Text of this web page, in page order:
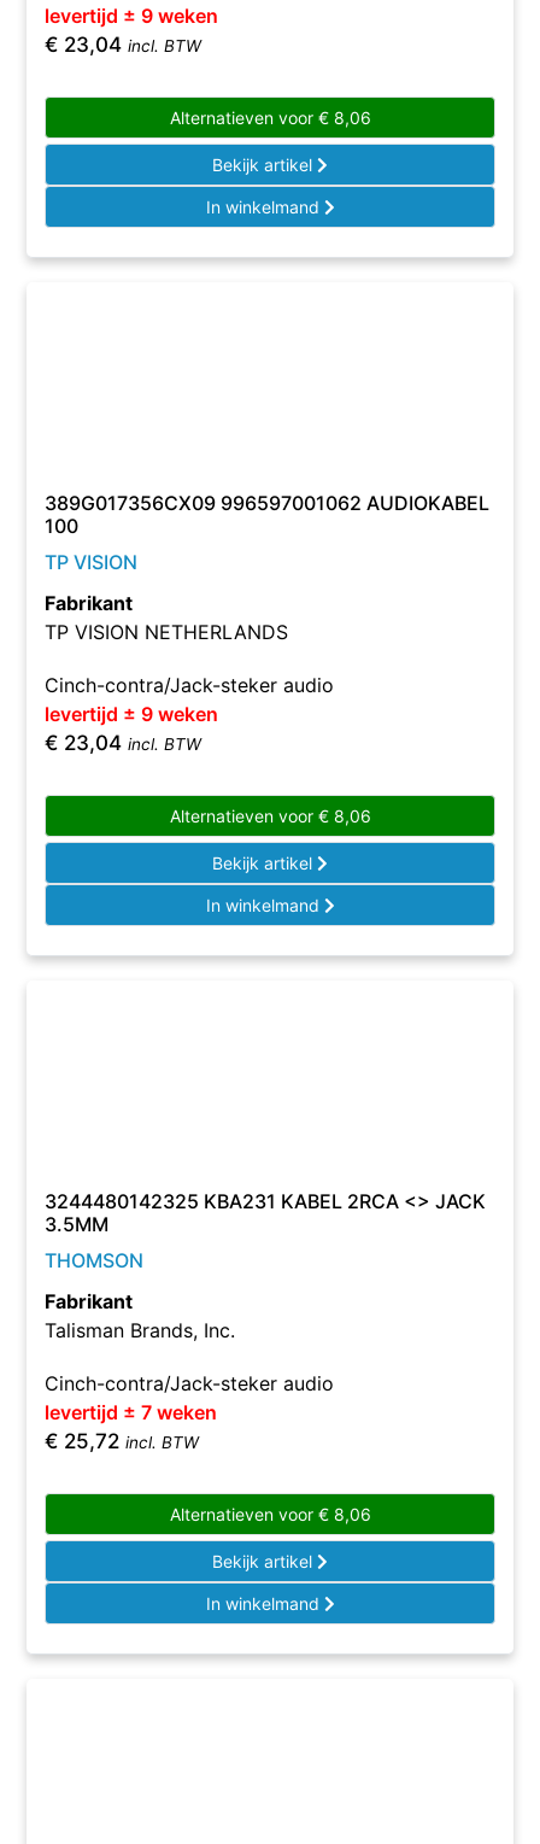
levertijd ± 9 weken
€ 23,04 incl. BTW
Alternatieven voor €8,06
Bekijk artikel
In winkelmand
389G017356CX09 996597001062 AUDIOKABEL
100
TP VISION
Fabrikant
TP VISION NETHERLANDS
Cinch-contra/Jack-steker audio
levertijd ± 9 weken
€ 23,04 incl. BTW
Alternatieven voor €8,06
Bekijk artikel
In winkelmand
3244480142325 KBA231 KABEL 2RCA <> JACK
3.5MM
THOMSON
Fabrikant
Talisman Brands, Inc.
Cinch-contra/Jack-steker audio
levertijd ± 7 weken
€ 25,72 incl. BTW
Alternatieven voor €8,06
Bekijk artikel
In winkelmand